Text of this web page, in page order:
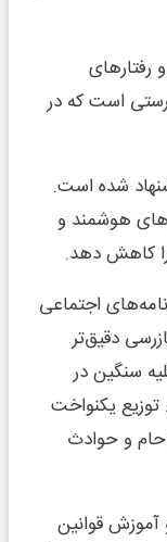
رفتارهای
است که در
شده است.
هوشمند و
کاهش دهد.
اجتماعی
دقیق‌تر
سنگین در
یکنواخت
و حوادث
قوانین